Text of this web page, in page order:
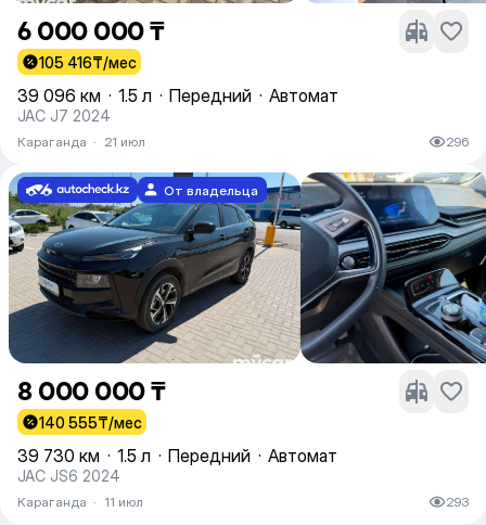
6 000 000 ₸
105 416₸/мес
39 096 км · 1.5 л · Передний · Автомат
JAC J7 2024
Караганда · 21 июл 296
От владельца
8 000 000 ₸
140 555₸/мес
39 730 км · 1.5 л · Передний · Автомат
JAC JS6 2024
Караганда · 11 июл 293